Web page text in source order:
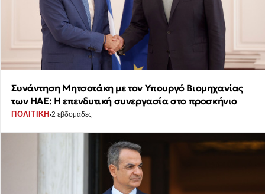
Συνάντηση Μητσοτάκη με τον Υπουργό Βιομηχανίας
των ΗΑΕ: Η επενδυτική συνεργασία στο προσκήνιο
ΠΟΛΙΤΙΚΗ ·2 εβδομάδες